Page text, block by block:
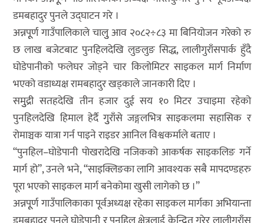
डमबहादुर पुनले उद्घाटन गरे ।
अन्नपूूर्ण गाउँपालिकाले चालुु आव २०८२÷८३ मा बिनियोजन गरेको रु
छ लाख बजेटबाट पुनहिलदेखि लुङलुङ सिद्ध, लालीगुराँसपार्क हुँदै
घोडेपानीको फलेघर जोड्ने चार किलोमिटर साइकल मार्ग निर्माण
भएको वडाध्यक्ष रामबहादुर खड्काले जानकारी दिए ।
समुुद्री सतहदेखि तीन हजार दुई सय १० मिटर उचाइमा रहेको
पुनहिलदेखि हिमाल हेर्दै गुुराँसे जङ्गलभित्र साइकलमा सहासिक र
रोमाञ्चक यात्रा गर्न पाइने राइडर आनिल विश्वकर्माले बताए ।
“पुनहिल–घोडेपानी पोखरादेखि नजिकको आकर्षक साइकलिङ गर्ने
मार्ग हो”, उनले भने, “साइक्लिङका लागि आवश्यक सबै मापदण्डहरु
पूरा भएको साइकल मार्ग बनेकोमा खुसी लागेको छ ।”
अन्नपूूर्ण गाउँपालिकाका पूर्वअध्यक्ष रहेका साइकल मार्गका अभियान्ता